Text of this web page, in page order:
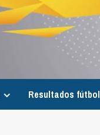
Resultados fútbol